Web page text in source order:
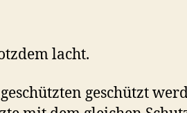
lacht.
geschützt